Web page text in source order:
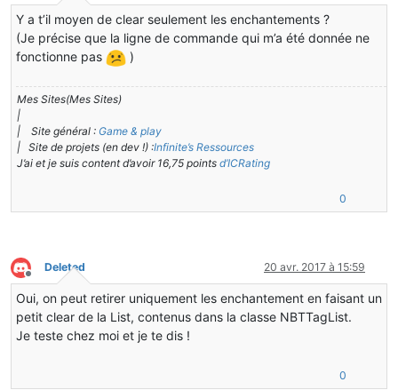
Y a t’il moyen de clear seulement les enchantements ?
(Je précise que la ligne de commande qui m’a été donnée ne
fonctionne pas
)
Mes Sites(Mes Sites)
|
| Site général : Game & play
| Site de projets (en dev !) :Infinite’s Ressources
J’ai et je suis content d’avoir 16,75 points d’ICRating
0
Hors-ligne
Deleted 20 avr. 2017 à 15:59
Oui, on peut retirer uniquement les enchantement en faisant un
petit clear de la List, contenus dans la classe NBTTagList.
Je teste chez moi et je te dis !
0